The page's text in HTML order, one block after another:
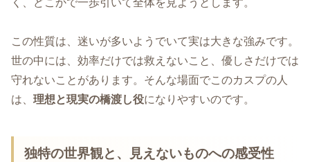
この性質は、迷いが多いようでいて実は大きな強みです。
世の中には、効率だけでは救えないこと、優しさだけでは
守れないことがあります。そんな場面でこのカスプの人
は、 理想と現実の橋渡し役になりやすいのです。
独特の世界観と、見えないものへの感受性